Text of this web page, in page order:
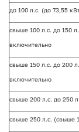
до 100 л.с. (до 73,55
свыше 100 л.с. до 150
включительно
свыше 150 л.с. до 200
включительно
свыше 200 л.с. до 250
свыше 250 л.с. (свыше